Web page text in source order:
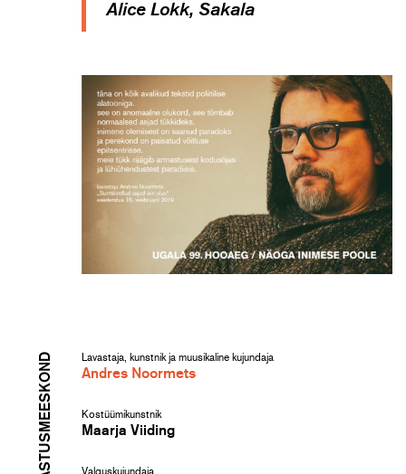
Alice Lokk, Sakala
LAVASTUSMEESKOND Lavastaja, kunstnik ja muusikaline kujundaja
Andres Noormets
Kostüümikunstnik
Maarja Viiding
Valguskujundaja